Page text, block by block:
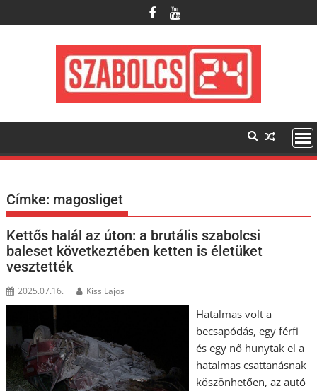
to
Címke: magosliget
Kettős halál az úton: a brutális szabolcsi
baleset következtében ketten is életüket
vesztették
2025.07.16. Kiss Lajos
Hatalmas volt a
becsapódás, egy férfi
és egy nő hunytak el a
hatalmas csattanásnak
köszönhetően, az autó